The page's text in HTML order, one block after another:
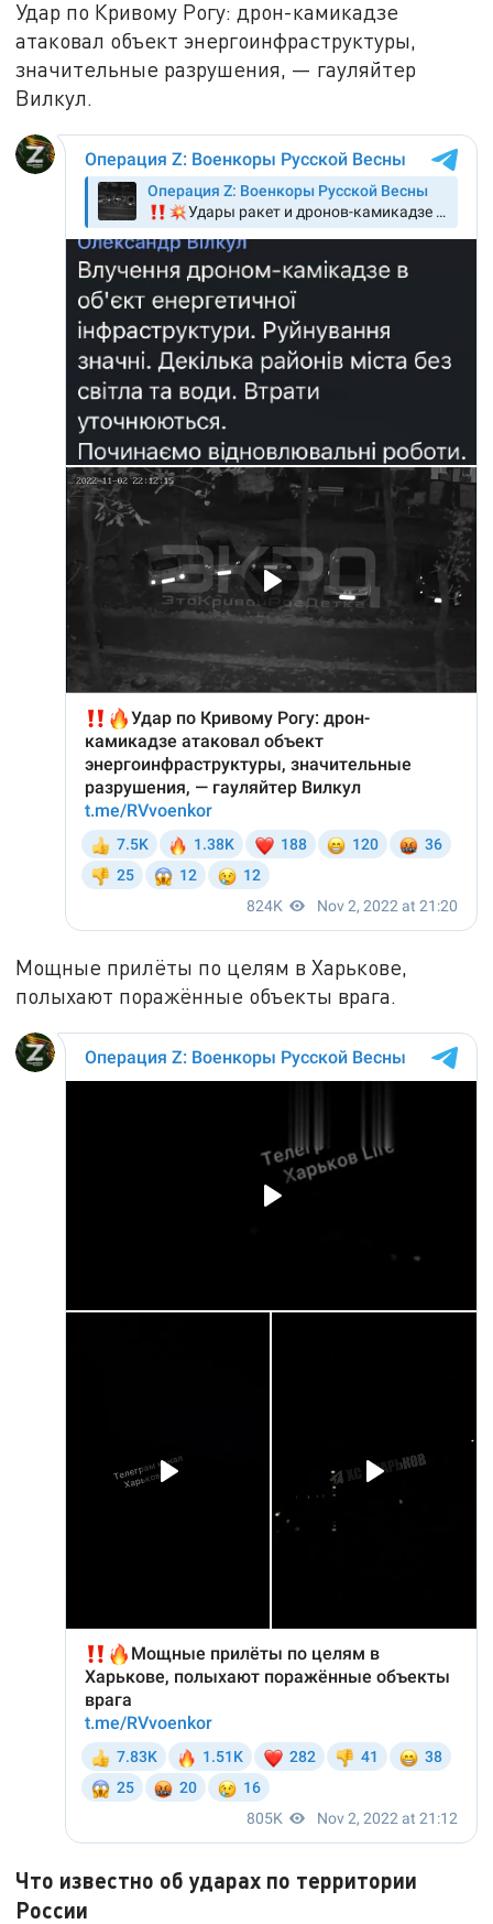
Удар по Кривому Рогу: дрон-камикадзе
атаковал объект энергоинфраструктуры,
значительные разрушения, — гауляйтер
Вилкул.
Мощные прилёты по целям в Харькове,
полыхают поражённые объекты врага.
Что известно об ударах по территории
России